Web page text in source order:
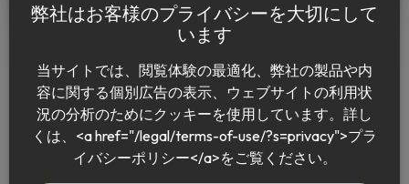
日本語
弊社はお客様のプライバシーを大切にして
います
当サイトでは、閲覧体験の最適化、弊社の製品や内
容に関する個別広告の表示、ウェブサイトの利用状
況の分析のためにクッキーを使用しています。詳し
くは、<a href="/legal/terms-of-use/?s=privacy">プラ
イバシーポリシー</a>をご覧ください。